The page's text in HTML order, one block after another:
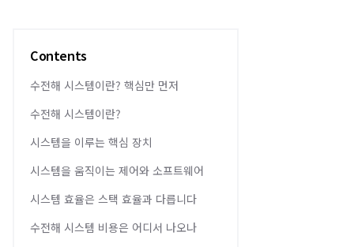
Contents
수전해 시스템이란? 핵심만 먼저
수전해 시스템이란?
시스템을 이루는 핵심 장치
시스템을 움직이는 제어와 소프트웨어
시스템 효율은 스택 효율과 다릅니다
수전해 시스템 비용은 어디서 나오나